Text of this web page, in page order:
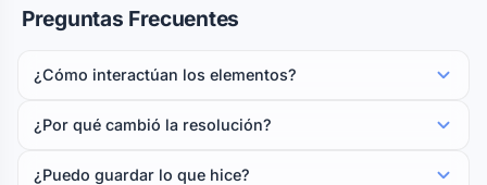
Preguntas Frecuentes
¿Cómo interactúan los elementos?
¿Por qué cambió la resolución?
¿Puedo guardar lo que hice?